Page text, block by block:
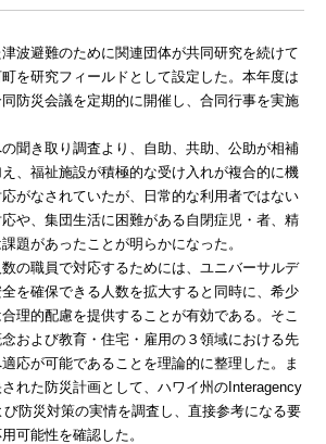
波避難のために関連団体が共同研究を続けて
を研究フィールドとして設定した。本年度は
防災会議を定期的に開催し、合同行事を実施
聞き取り調査より、自助、共助、公助が相補
、福祉施設が積極的な受け入れが複合的に機
がなされていたが、日常的な利用者ではない
や、集団生活に困難がある自閉症児・者、精
題があったことが明らかになった。
の職員で対応するためには、ユニバーサルデ
を確保できる人数を拡大すると同時に、希少
理的配慮を提供することが有効である。そこ
および教育・住宅・雇用の３領域における先
応が可能であることを理論的に整理した。ま
れた防災計画として、ハワイ州のInteragency
防災対策の実情を調査し、直接参考になる要
可能性を確認した。